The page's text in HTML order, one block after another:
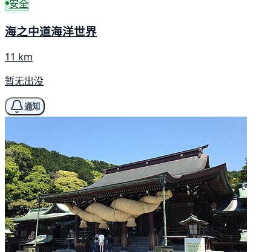
安全
海之中道海洋世界
11 km
暂无出没
通知